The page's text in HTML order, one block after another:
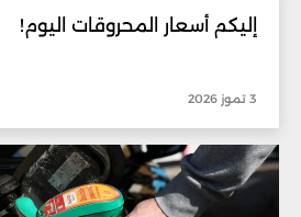
إليكم أسعار المحروقات اليوم!
3 تموز 2026